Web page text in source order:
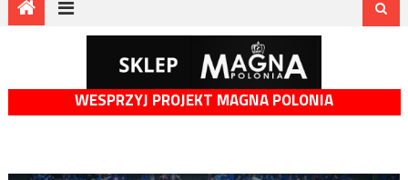
WESPRZYJ PROJEKT MAGNA POLONIA